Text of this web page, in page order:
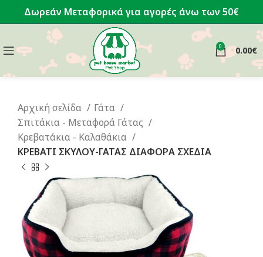
Δωρεάν Μεταφορικά για αγορές άνω των 50€
0 0.00€
Αρχική σελίδα
Γάτα
Σπιτάκια - Μεταφορά Γάτας
Κρεβατάκια - Καλαθάκια
ΚΡΕΒΑΤΙ ΣΚΥΛΟΥ-ΓΑΤΑΣ ΔΙΑΦΟΡΑ ΣΧΕΔΙΑ